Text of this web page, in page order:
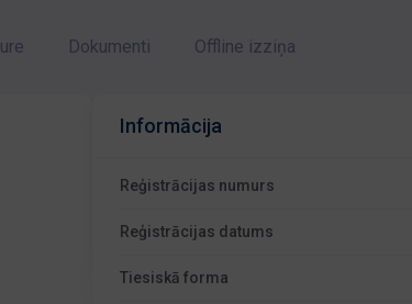
Dokumenti Offline izziņa
Informācija
Reģistrācijas numurs
Reģistrācijas datums
Tiesiskā forma